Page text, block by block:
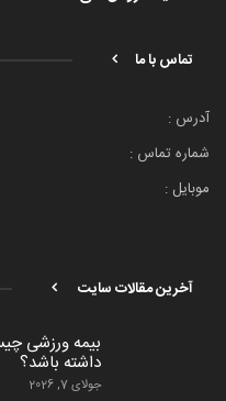
تماس با ما
آدرس :
شماره تماس :
موبایل :
آخرین مقالات سایت
بیمه ورزشی
داشته باشد؟
جولای 7, 2026